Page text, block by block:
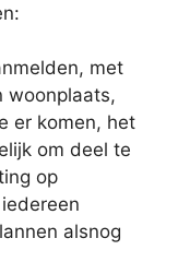
met
woonplaats,
er komen, het
om deel te
op
alsnog